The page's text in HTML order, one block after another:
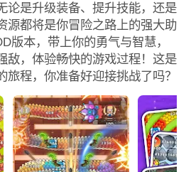
论是升级装备、提升技能，还是
源都将是你冒险之路上的强大助
版本，带上你的勇气与智慧，
敌，体验畅快的游戏过程！这是
旅程，你准备好迎接挑战了吗？